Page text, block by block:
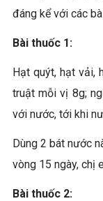
đáng kể với các
Bài thuốc 1:
Hạt quýt, hạt vải,
truật mỗi vị 8g;
với nước, tới khi
Dùng 2 bát nước
vòng 15 ngày, chị
Bài thuốc 2: